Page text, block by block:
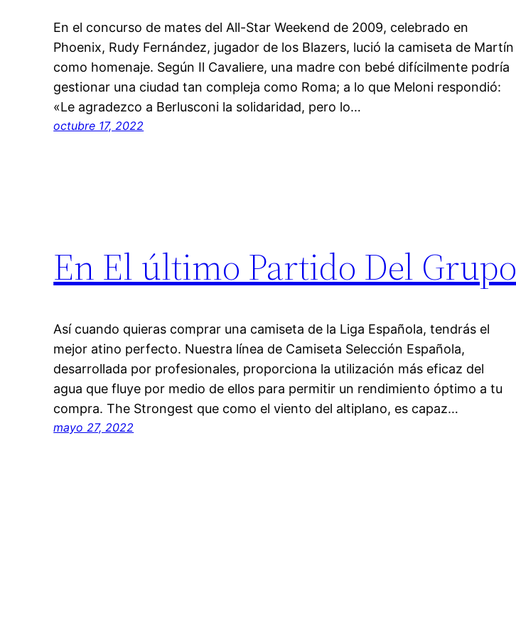
En el concurso de mates del All-Star Weekend de 2009, celebrado en
Phoenix, Rudy Fernández, jugador de los Blazers, lució la camiseta de Martín
como homenaje. Según Il Cavaliere, una madre con bebé difícilmente podría
gestionar una ciudad tan compleja como Roma; a lo que Meloni respondió:
«Le agradezco a Berlusconi la solidaridad, pero lo…
octubre 17, 2022
En El último Partido Del Grupo
Así cuando quieras comprar una camiseta de la Liga Española, tendrás el
mejor atino perfecto. Nuestra línea de Camiseta Selección Española,
desarrollada por profesionales, proporciona la utilización más eficaz del
agua que fluye por medio de ellos para permitir un rendimiento óptimo a tu
compra. The Strongest que como el viento del altiplano, es capaz…
mayo 27, 2022